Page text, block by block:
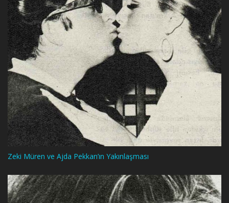
Zeki Müren ve Ajda Pekkan’ın Yakınlaşması